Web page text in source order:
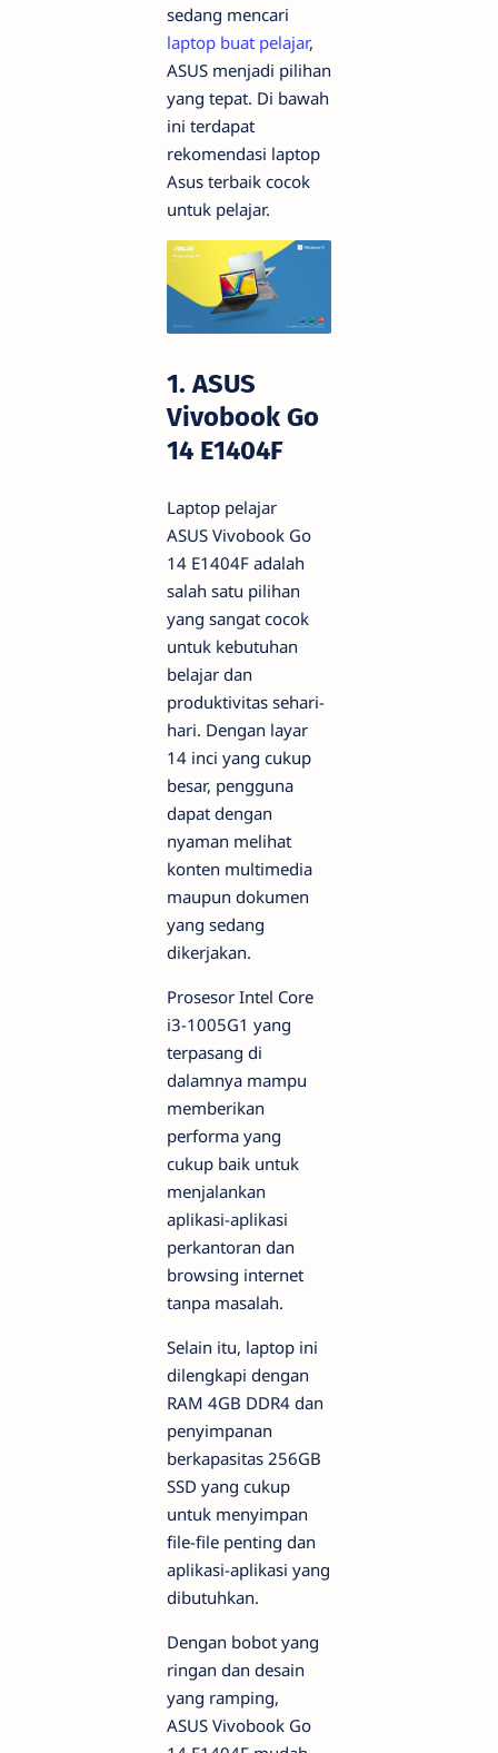
sedang mencari
laptop buat pelajar,
ASUS menjadi pilihan
yang tepat. Di bawah
ini terdapat
rekomendasi laptop
Asus terbaik cocok
untuk pelajar.
1. ASUS
Vivobook Go
14 E1404F
Laptop pelajar
ASUS Vivobook Go
14 E1404F adalah
salah satu pilihan
yang sangat cocok
untuk kebutuhan
belajar dan
produktivitas sehari-
hari. Dengan layar
14 inci yang cukup
besar, pengguna
dapat dengan
nyaman melihat
konten multimedia
maupun dokumen
yang sedang
dikerjakan.
Prosesor Intel Core
i3-1005G1 yang
terpasang di
dalamnya mampu
memberikan
performa yang
cukup baik untuk
menjalankan
aplikasi-aplikasi
perkantoran dan
browsing internet
tanpa masalah.
Selain itu, laptop ini
dilengkapi dengan
RAM 4GB DDR4 dan
penyimpanan
berkapasitas 256GB
SSD yang cukup
untuk menyimpan
file-file penting dan
aplikasi-aplikasi yang
dibutuhkan.
Dengan bobot yang
ringan dan desain
yang ramping,
ASUS Vivobook Go